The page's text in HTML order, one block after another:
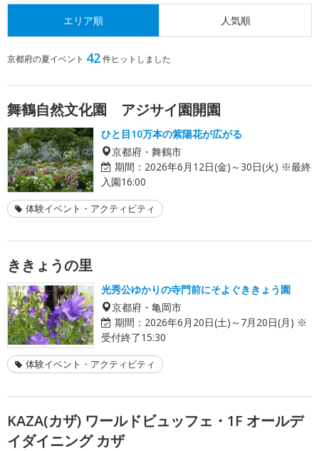
エリア順 人気順
京都府の夏イベント 42件ヒットしました
舞鶴自然文化園 アジサイ園開園
ひと目10万本の紫陽花が広がる
京都府・舞鶴市
期間： 2026年6月12日(金)～30日(火) ※最終
入園16:00
体験イベント・アクティビティ
ききょうの里
光秀公ゆかりの寺門前にそよぐききょう園
京都府・亀岡市
期間： 2026年6月20日(土)～7月20日(月) ※
受付終了15:30
体験イベント・アクティビティ
KAZA(カザ) ワールドビュッフェ・1F オールデ
イダイニング カザ